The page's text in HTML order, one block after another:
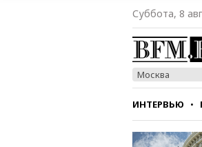
Суббота, 8
Москва
ИНТЕРВЬЮ
СТИЛЬ